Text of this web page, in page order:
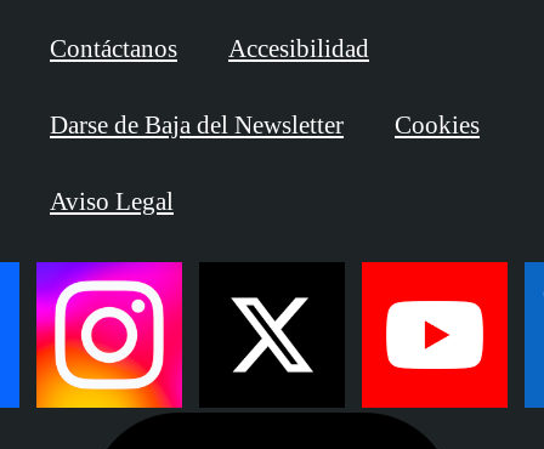
Contáctanos Accesibilidad
Darse de Baja del Newsletter Cookies
Aviso Legal